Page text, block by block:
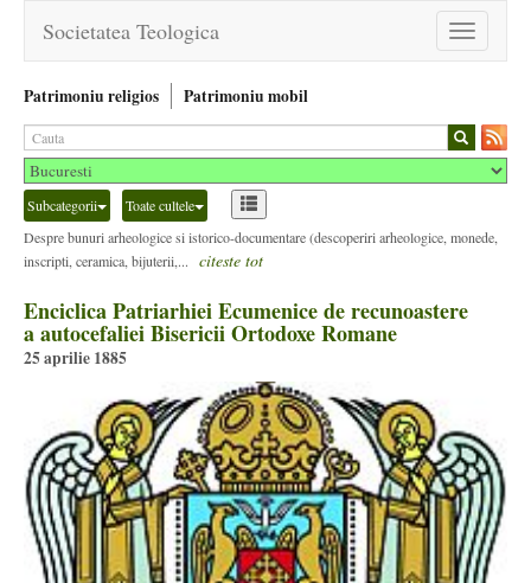
Toggle
navigation
Societatea Teologica
Patrimoniu religios Patrimoniu mobil
Subcategorii
Toate cultele
Despre bunuri arheologice si istorico-documentare (descoperiri arheologice, monede,
inscripti, ceramica, bijuterii,...
citeste tot
Enciclica Patriarhiei Ecumenice de recunoastere
a autocefaliei Bisericii Ortodoxe Romane
25 aprilie 1885